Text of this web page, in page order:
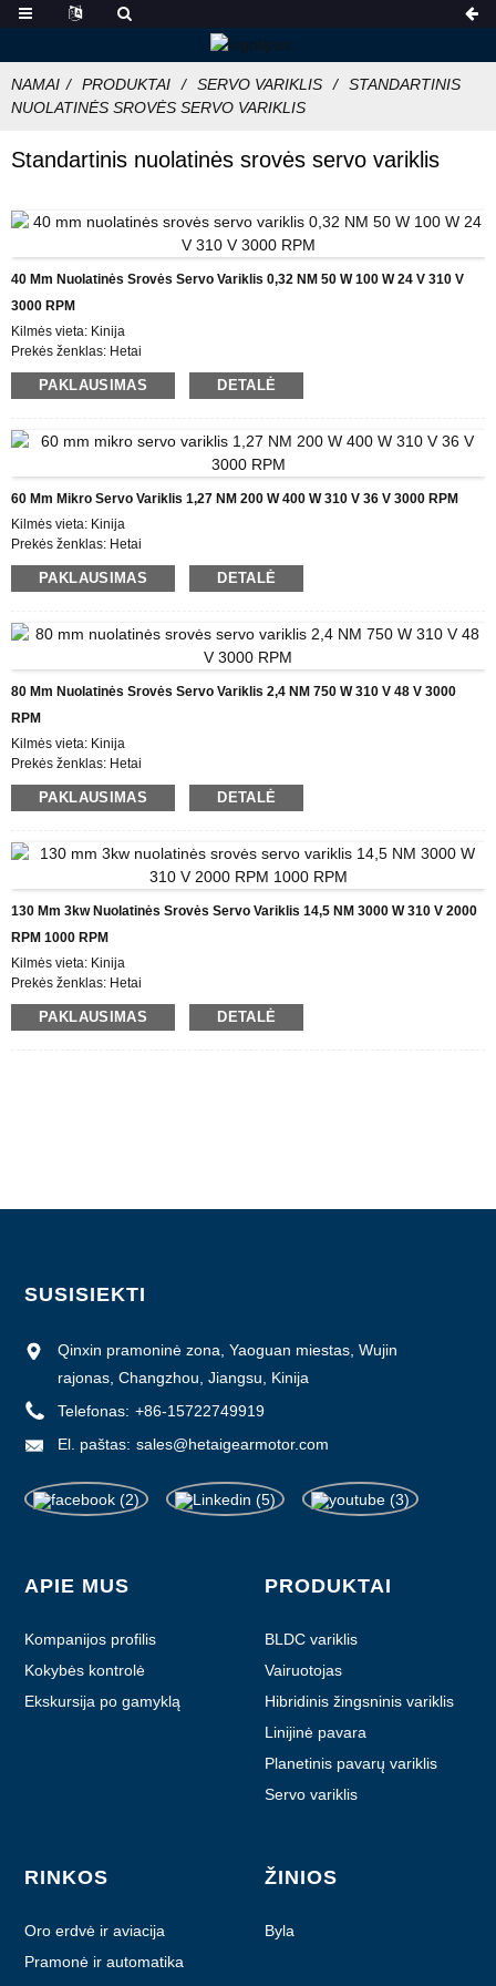
NAMAI PRODUKTAI SERVO VARIKLIS
STANDARTINIS
NUOLATINĖS SROVĖS SERVO VARIKLIS
Standartinis nuolatinės srovės servo variklis
40 Mm Nuolatinės Srovės Servo Variklis 0,32 NM 50 W 100 W 24 V 310 V
3000 RPM
Kilmės vieta: Kinija
Prekės ženklas: Hetai
Sertifikatas: CE ROHS ISO
Modelio numeris: ES40
Informacija apie pakuotę: Dėžutė su vidine putplasčio dėžute, padėklas
Pristatymo laikas: 28-31
Mokėjimo sąlygos: L/C, D/P, T/T, Western Union, MoneyGram
Tiekimo galimybės: 1000 vnt./mėn
PAKLAUSIMAS DETALĖ
60 Mm Mikro Servo Variklis 1,27 NM 200 W 400 W 310 V 36 V 3000 RPM
Kilmės vieta: Kinija
Prekės ženklas: Hetai
Sertifikatas: CE ROHS ISO
Modelio numeris: ES60
Informacija apie pakuotę: Dėžutė su vidine putplasčio dėžute, padėklas
Pristatymo laikas: 28-31
Mokėjimo sąlygos: L/C, D/P, T/T, Western Union, MoneyGram
Tiekimo galimybės: 1000 vnt./mėn
PAKLAUSIMAS DETALĖ
80 Mm Nuolatinės Srovės Servo Variklis 2,4 NM 750 W 310 V 48 V 3000
RPM
Kilmės vieta: Kinija
Prekės ženklas: Hetai
Sertifikatas: CE ROHS ISO
Modelio numeris: ES80
Informacija apie pakuotę: Dėžutė su vidine putplasčio dėžute, padėklas
Pristatymo laikas: 28-31 d
Mokėjimo sąlygos: L/C, D/P, T/T, Western Union, MoneyGram
Tiekimo galimybės: 1000 vnt./mėn
PAKLAUSIMAS DETALĖ
130 Mm 3kw Nuolatinės Srovės Servo Variklis 14,5 NM 3000 W 310 V 2000
RPM 1000 RPM
Kilmės vieta: Kinija
Prekės ženklas: Hetai
Sertifikatas: CE ROHS ISO
Modelio numeris: ES130
PAKLAUSIMAS DETALĖ
SUSISIEKTI
Qinxin pramoninė zona, Yaoguan miestas, Wujin
rajonas, Changzhou, Jiangsu, Kinija
Telefonas: +86-15722749919
El. paštas: sales@hetaigearmotor.com
APIE MUS
Kompanijos profilis
Kokybės kontrolė
Ekskursija po gamyklą
PRODUKTAI
BLDC variklis
Vairuotojas
Hibridinis žingsninis variklis
Linijinė pavara
Planetinis pavarų variklis
Servo variklis
RINKOS
Oro erdvė ir aviacija
Pramonė ir automatika
ŽINIOS
Byla